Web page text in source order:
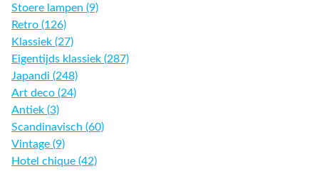
Stoere lampen (9)
Retro (126)
Klassiek (27)
Eigentijds klassiek (287)
Japandi (248)
Art deco (24)
Antiek (3)
Scandinavisch (60)
Vintage (9)
Hotel chique (42)